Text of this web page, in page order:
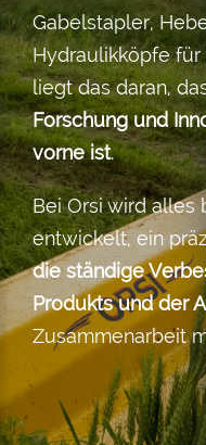
Gabelstapler,
Hydraulikköpfe für
liegt das daran,
Forschung und
vorne ist.
Bei Orsi wird alles
entwickelt, ein
die ständige
Produkts und der
Zusammenarbeit